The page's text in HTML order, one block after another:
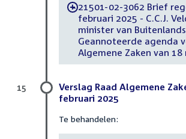
-21501-02-3062 Brief
februari 2025 - C.C.J.
minister van
Geannoteerde agenda
Algemene Zaken van
Verslag Raad Algemene
februari 2025
Te behandelen:
15